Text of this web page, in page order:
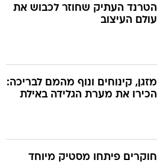
הטרנד העתיק שחוזר לכבוש את
עולם העיצוב
מזגן, קינוחים ונוף מהמם לבריכה:
הכירו את מערת הגלידה באילת
חוקרים פיתחו מסטיק מיוחד